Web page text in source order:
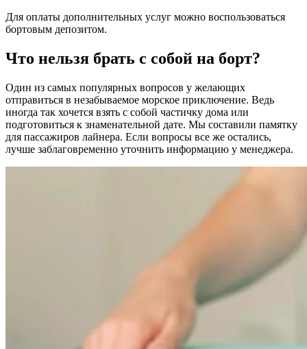
Для оплаты дополнительных услуг можно воспользоваться
бортовым депозитом.
Что нельзя брать с собой на борт?
Один из самых популярных вопросов у желающих
отправиться в незабываемое морское приключение. Ведь
иногда так хочется взять с собой частичку дома или
подготовиться к знаменательной дате. Мы составили памятку
для пассажиров лайнера. Если вопросы все же остались,
лучше заблаговременно уточнить информацию у менеджера.